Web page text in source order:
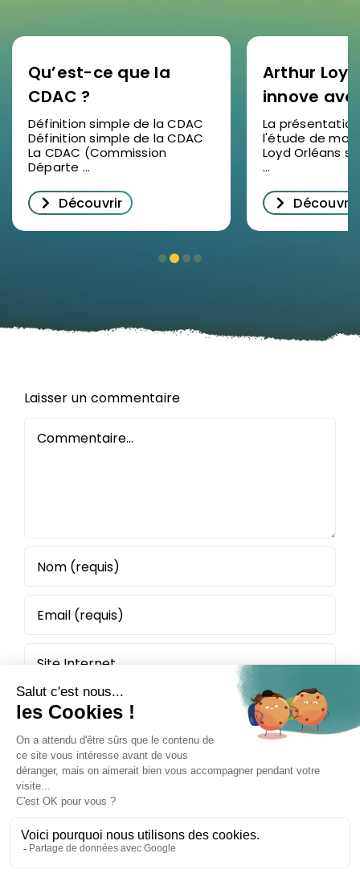
Qu’est-ce que la
CDAC ?
Définition simple de la CDAC
Définition simple de la CDAC
La CDAC (Commission
Départe ...
Découvrir
Arthur
innove
étude de
2025 en
succès
décrypter
La
l'étude de
Loyd Orléans
...
Découvrir
Laisser un commentaire